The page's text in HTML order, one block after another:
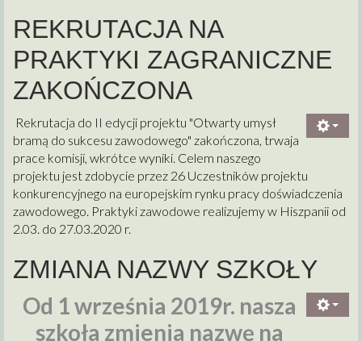
REKRUTACJA NA
PRAKTYKI ZAGRANICZNE
ZAKOŃCZONA
Rekrutacja do II edycji projektu "Otwarty umysł
bramą do sukcesu zawodowego" zakończona, trwaja
prace komisji, wkrótce wyniki. Celem naszego
projektu jest zdobycie przez 26 Uczestników projektu
konkurencyjnego na europejskim rynku pracy doświadczenia
zawodowego. Praktyki zawodowe realizujemy w Hiszpanii od
2.03. do 27.03.2020 r.
ZMIANA NAZWY SZKOŁY
Od 1 września 2019r. nasza
szkoła zmienia nazwę na